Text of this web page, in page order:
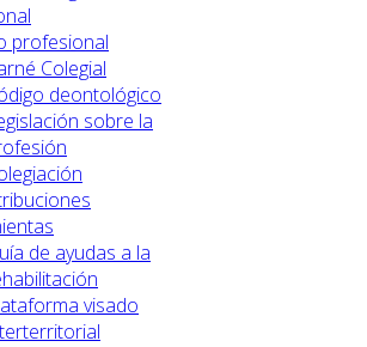
profesional
Colegial
deontológico
sobre la
de ayudas a la
visado